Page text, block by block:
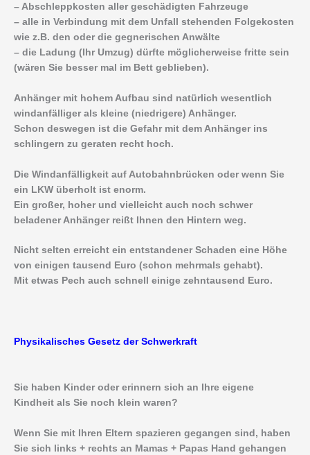
– Abschleppkosten aller geschädigten Fahrzeuge
– alle in Verbindung mit dem Unfall stehenden Folgekosten
wie z.B. den oder die gegnerischen Anwälte
– die Ladung (Ihr Umzug) dürfte möglicherweise fritte sein
(wären Sie besser mal im Bett geblieben).
Anhänger mit hohem Aufbau sind natürlich wesentlich
windanfälliger als kleine (niedrigere) Anhänger.
Schon deswegen ist die Gefahr mit dem Anhänger ins
schlingern zu geraten recht hoch.
Die Windanfälligkeit auf Autobahnbrücken oder wenn Sie
ein LKW überholt ist enorm.
Ein großer, hoher und vielleicht auch noch schwer
beladener Anhänger reißt Ihnen den Hintern weg.
Nicht selten erreicht ein entstandener Schaden eine Höhe
von einigen tausend Euro (schon mehrmals gehabt).
Mit etwas Pech auch schnell einige zehntausend Euro.
Physikalisches Gesetz der Schwerkraft
Sie haben Kinder oder erinnern sich an Ihre eigene
Kindheit als Sie noch klein waren?
Wenn Sie mit Ihren Eltern spazieren gegangen sind, haben
Sie sich links + rechts an Mamas + Papas Hand gehangen